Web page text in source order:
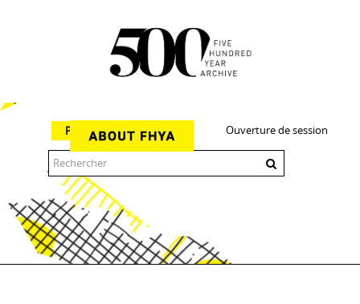
Ouverture de session
Parcourir